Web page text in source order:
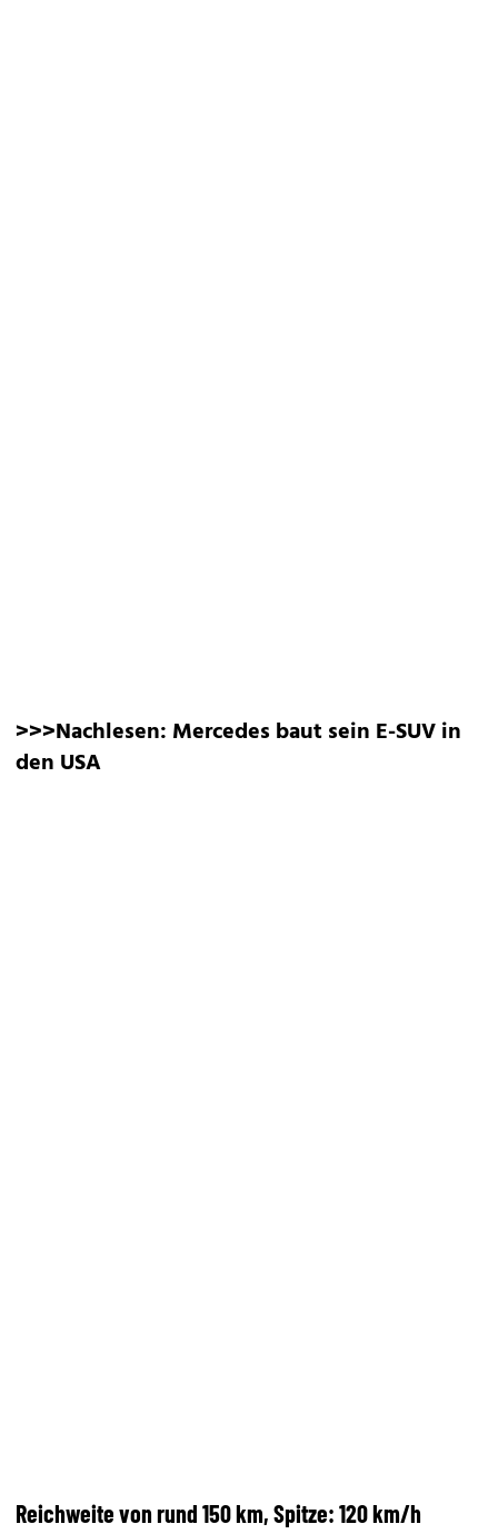
>>>Nachlesen: Mercedes baut sein E-SUV in
den USA
Reichweite von rund 150 km, Spitze: 120 km/h